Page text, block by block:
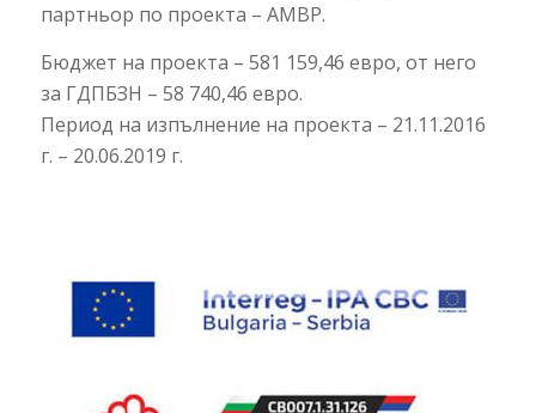
партньор по проекта – АМВР.
Бюджет на проекта – 581 159,46 евро, от него
за ГДПБЗН – 58 740,46 евро.
Период на изпълнение на проекта – 21.11.2016
г. – 20.06.2019 г.